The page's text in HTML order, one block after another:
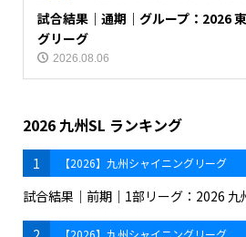
試合結果｜通期｜グループ：2026
グリーグ
2026.08.06
2026 九州SL ランキング
1 【2026】九州シャイニングリーグ
試合結果｜前期｜1部リーグ：2026
【2026】九州シャイニングリーグ